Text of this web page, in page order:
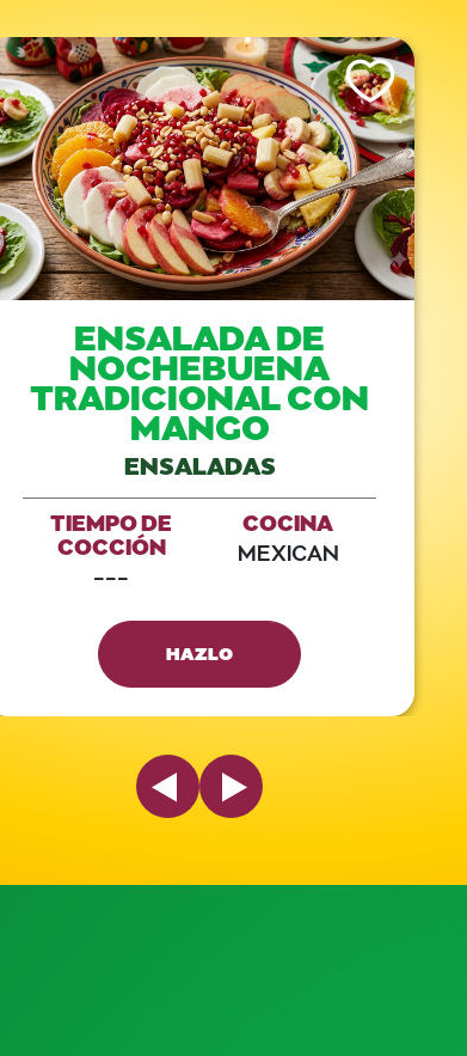
Like This Recipe
ENSALADA DE
NOCHEBUENA
TRADICIONAL CON
MANGO
ENSALADAS
TIEMPO DE
COCCIÓN
---
COCINA
MEXICAN
HAZLO
Previous SlideNext Slide